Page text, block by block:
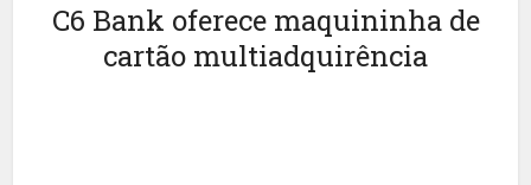
C6 Bank oferece maquininha de
cartão multiadquirência